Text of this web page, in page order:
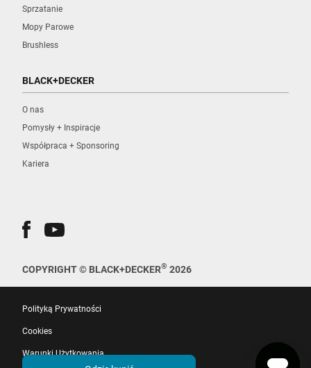
Sprzatanie
Mopy Parowe
Brushless
BLACK+DECKER
O nas
Pomysły + Inspiracje
Współpraca + Sponsoring
Kariera
COPYRIGHT © BLACK+DECKER® 2026
Polityką Prywatności
Cookies
Warunki Użytkowania